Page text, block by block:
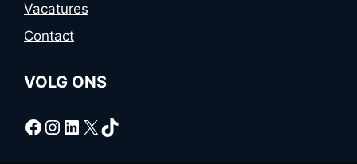
Vacatures
Contact
VOLG ONS
Facebook
Instagram
LinkedIn
X TikTok